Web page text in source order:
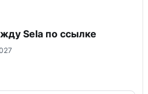
Sela по ссылке